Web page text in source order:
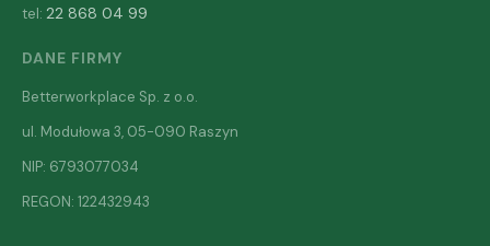
tel: 22 868 04 99
DANE FIRMY
Betterworkplace Sp. z o.o.
ul. Modułowa 3, 05-090 Raszyn
NIP: 6793077034
REGON: 122432943